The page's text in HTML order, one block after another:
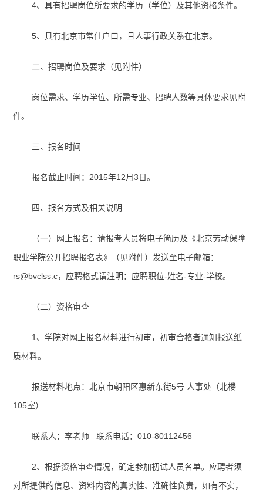
4、具有招聘岗位所要求的学历（学位）及其他资格条件。
5、具有北京市常住户口，且人事行政关系在北京。
二、招聘岗位及要求（见附件）
岗位需求、学历学位、所需专业、招聘人数等具体要求见附
件。
三、报名时间
报名截止时间：2015年12月3 日。
四、报名方式及相关说明
（一）网上报名：请报考人员将电子简历及《北京劳动保障
职业学院公开招聘报名表》（见附件）发送至电子邮箱：
rs@bvclss.c，应聘格式请注明：应聘职位-姓名-专业-学校。
（二）资格审查
1、学院对网上报名材料进行初审，初审合格者通知报送纸
质材料。
报送材料地点：北京市朝阳区惠新东街5号 人事处（北楼
105室）
联系人：李老师 联系电话：010-80112456
2、根据资格审查情况，确定参加初试人员名单。应聘者须
对所提供的信息、资料内容的真实性、准确性负责，如有不实，